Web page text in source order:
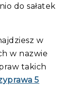
do sałatek
w
w nazwie
takich
5